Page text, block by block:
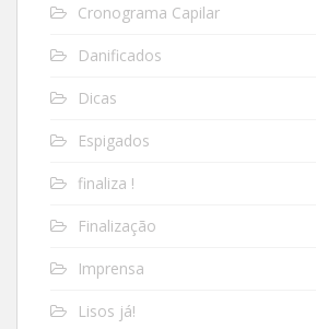
Cronograma Capilar
Danificados
Dicas
Espigados
finaliza !
Finalização
Imprensa
Lisos já!